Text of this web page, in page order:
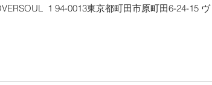
1 94-0013東京都町田市原町田6-24-15